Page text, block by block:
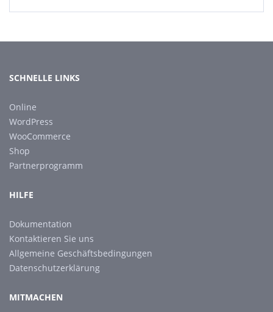
SCHNELLE LINKS
Online
WordPress
WooCommerce
Shop
Partnerprogramm
HILFE
Dokumentation
Kontaktieren Sie uns
Allgemeine Geschäftsbedingungen
Datenschutzerklärung
MITMACHEN